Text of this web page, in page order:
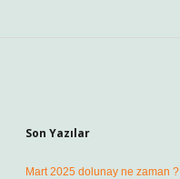
Son Yazılar
Mart 2025 dolunay ne zaman ?